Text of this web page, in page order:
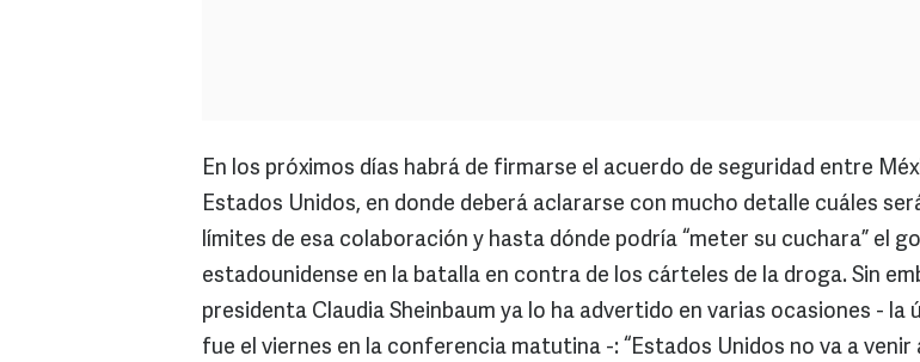
En los próximos días habrá de firmarse el acuerdo de seguridad entre
Estados Unidos, en donde deberá aclararse con mucho detalle cuáles
límites de esa colaboración y hasta dónde podría “meter su cuchara” el
estadounidense en la batalla en contra de los cárteles de la droga. Sin
presidenta Claudia Sheinbaum ya lo ha advertido en varias ocasiones - la
fue el viernes en la conferencia matutina -: “Estados Unidos no va a venir